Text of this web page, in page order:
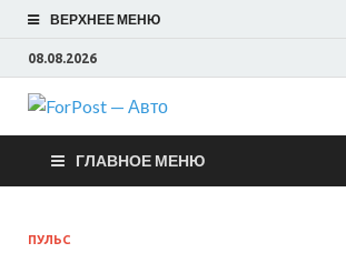
ВЕРХНЕЕ МЕНЮ
08.08.2026
Авто
ГЛАВНОЕ МЕНЮ
ПУЛЬС